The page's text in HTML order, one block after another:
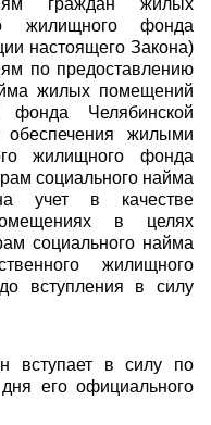
граждан жилых
жилищного фонда
настоящего Закона)
по предоставлению
жилых помещений
фонда Челябинской
жилыми
жилищного фонда
социального найма
учет в качестве
в целях
социального найма
жилищного
вступления в силу
вступает в силу по
его официального